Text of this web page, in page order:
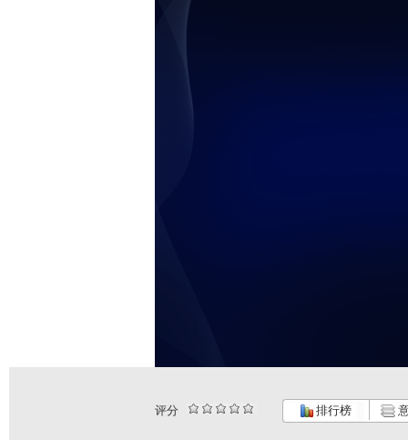
评分 排行榜